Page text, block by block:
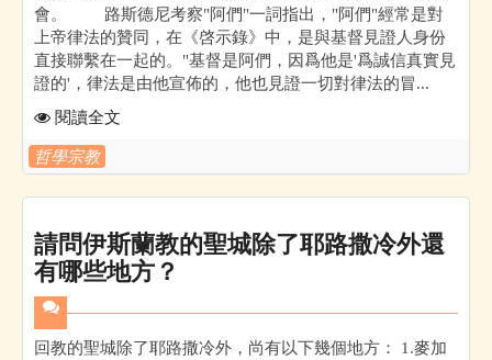
會。 路斯德尼考察"阿們"一詞指出，"阿們"經常是對
上帝律法的贊同，在《啓示錄》中，是與基督見證人身份
直接聯繫在一起的。"基督是阿們，因爲他是'爲誠信真實見
證的'，律法是由他宣佈的，他也見證一切對律法的冒...
閱讀全文
哲學宗教
請問伊斯蘭教的聖城除了耶路撒冷外還
有哪些地方？
回教的聖城除了耶路撒冷外，尚有以下幾個地方： 1.麥加